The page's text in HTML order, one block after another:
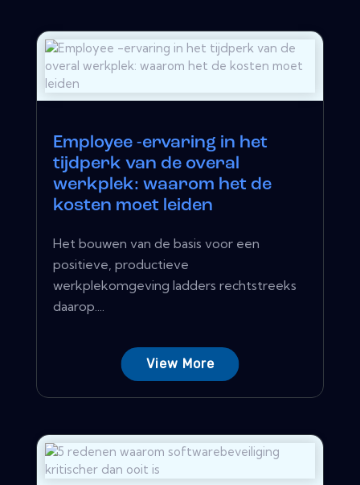
Employee -ervaring in het
tijdperk van de overal
werkplek: waarom het de
kosten moet leiden
Het bouwen van de basis voor een
positieve, productieve
werkplekomgeving ladders rechtstreeks
daarop....
View More